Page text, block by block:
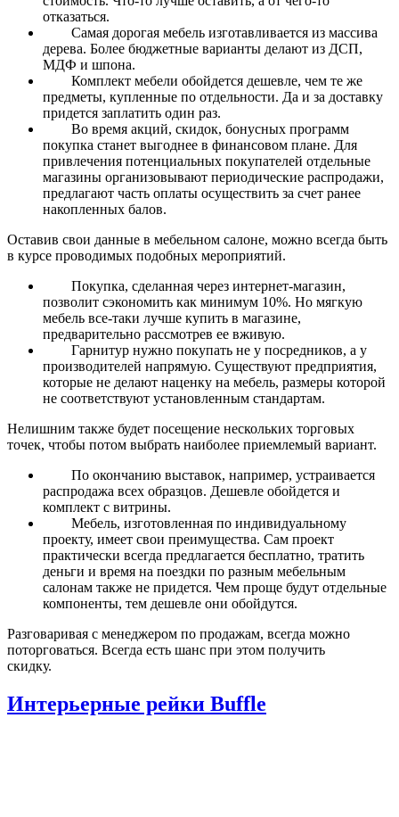
отказаться.
Самая дорогая мебель изготавливается из массива
дерева. Более бюджетные варианты делают из ДСП,
МДФ и шпона.
Комплект мебели обойдется дешевле, чем те же
предметы, купленные по отдельности. Да и за доставку
придется заплатить один раз.
Во время акций, скидок, бонусных программ
покупка станет выгоднее в финансовом плане. Для
привлечения потенциальных покупателей отдельные
магазины организовывают периодические распродажи,
предлагают часть оплаты осуществить за счет ранее
накопленных балов.
Оставив свои данные в мебельном салоне, можно всегда быть
в курсе проводимых подобных мероприятий.
Покупка, сделанная через интернет-магазин,
позволит сэкономить как минимум 10%. Но мягкую
мебель все-таки лучше купить в магазине,
предварительно рассмотрев ее вживую.
Гарнитур нужно покупать не у посредников, а у
производителей напрямую. Существуют предприятия,
которые не делают наценку на мебель, размеры которой
не соответствуют установленным стандартам.
Нелишним также будет посещение нескольких торговых
точек, чтобы потом выбрать наиболее приемлемый вариант.
По окончанию выставок, например, устраивается
распродажа всех образцов. Дешевле обойдется и
комплект с витрины.
Мебель, изготовленная по индивидуальному
проекту, имеет свои преимущества. Сам проект
практически всегда предлагается бесплатно, тратить
деньги и время на поездки по разным мебельным
салонам также не придется. Чем проще будут отдельные
компоненты, тем дешевле они обойдутся.
Разговаривая с менеджером по продажам, всегда можно
поторговаться. Всегда есть шанс при этом получить
скидку.
Интерьерные рейки Buffle